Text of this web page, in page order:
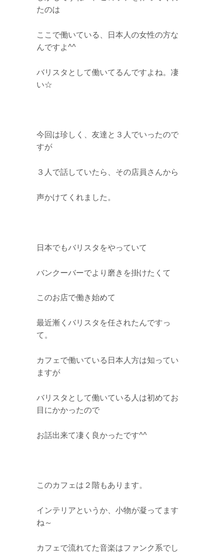
たのは
ここで働いている、日本人の女性の方な
んですよ^^
バリスタとして働いてるんですよね。凄
い☆
今回は珍しく、友達と３人でいったので
すが
３人で話していたら、その店員さんから
声かけてくれました。
日本でもバリスタをやっていて
バンクーバーでより磨きを掛けたくて
このお店で働き始めて
最近漸くバリスタを任されたんですっ
て。
カフェで働いている日本人方は知ってい
ますが
バリスタとして働いている人は初めてお
目にかかったので
お話出来て凄く良かったです^^
このカフェは２階もあります。
インテリアというか、小物が凝ってます
ね～
カフェで流れてた音楽はファンク系でし